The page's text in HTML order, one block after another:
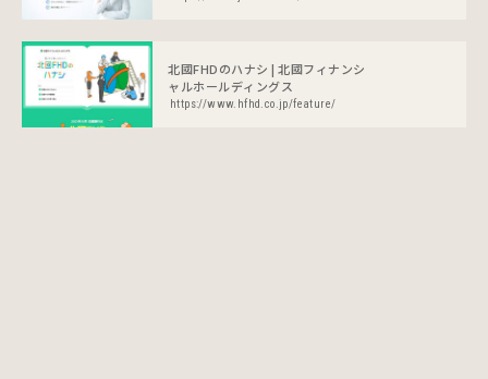
北國FHDのハナシ | 北國フィナンシ
ャルホールディングス
https://www.hfhd.co.jp/feature/